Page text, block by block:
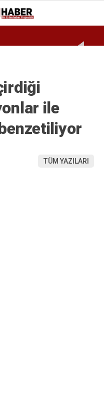
29.8
BURSA
ile
TÜM YAZILARI